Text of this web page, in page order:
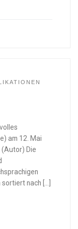
am 12. Mai
(Autor) Die
sortiert nach […]